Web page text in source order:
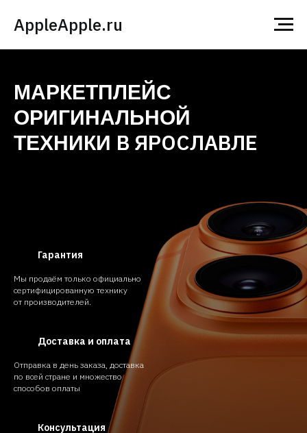
AppleApple.ru
МАРКЕТПЛЕЙС
ОРИГИНАЛЬНОЙ
ТЕХНИКИ В ЯРОСЛАВЛЕ
Гарантия
Мы продаём только официально
сертифицированную технику
от производителей.
Доставка и оплата
Отправка в день заказа, доставка
по всей стране и множество
способов оплаты
Консультация